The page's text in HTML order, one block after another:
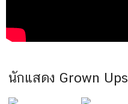
นักแสดง Grown Ups